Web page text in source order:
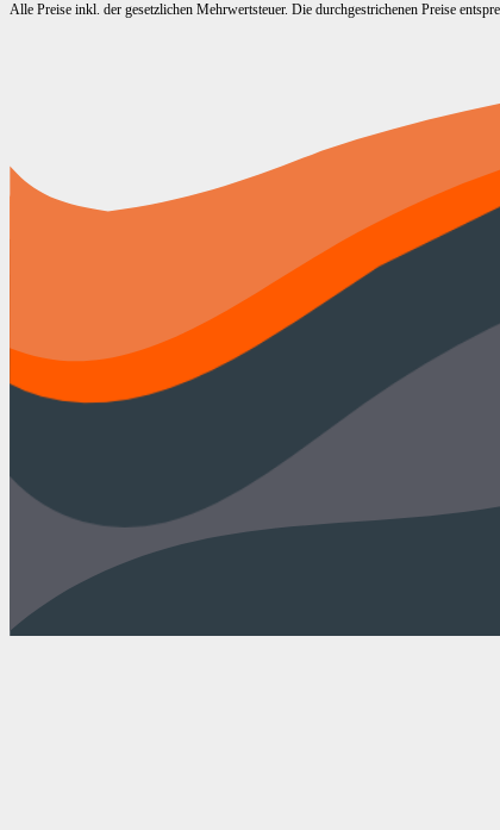
Alle Preise inkl. der gesetzlichen Mehrwertsteuer. Die durchgestrichenen Preise